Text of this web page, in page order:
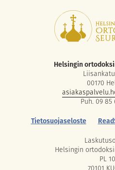
Helsingin
Liisankatu
00170
Puh. 09 85
Tietosuojaseloste
Helsingin
PL